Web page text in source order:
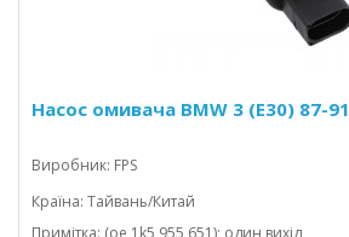
Насос омивача BMW 3 (E30) 87-91
Виробник: FPS
Країна: Тайвань/Китай
Примітка: (oe 1k5 955 651); один вихід